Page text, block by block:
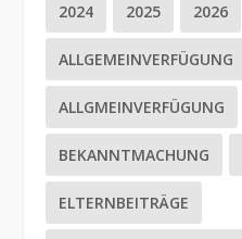
2024 2025 2026
ALLGEMEINVERFÜGUNG
ALLGMEINVERFÜGUNG
BEKANNTMACHUNG
ELTERNBEITRÄGE